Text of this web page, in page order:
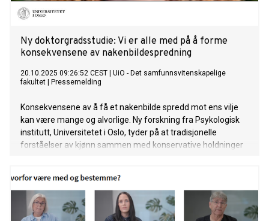
Ny doktorgradsstudie: Vi er alle med på å forme
konsekvensene av nakenbildespredning
20.10.2025 09:26:52 CEST
UiO - Det samfunnsvitenskapelige
fakultet
Pressemelding
Konsekvensene av å få et nakenbilde spredd mot ens vilje
kan være mange og alvorlige. Ny forskning fra Psykologisk
institutt, Universitetet i Oslo, tyder på at tradisjonelle
forståelser av kjønn sammen med konservative holdninger